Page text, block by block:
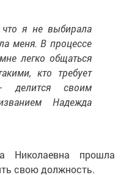
я не выбирала
меня. В процессе
легко общаться
кто требует
делится своим
Надежда
Николаевна прошла
свою должность.